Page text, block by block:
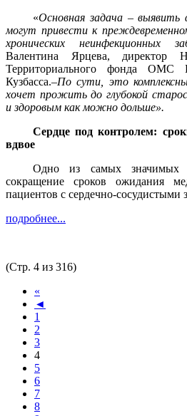
«Основная задача –
могут привести к
хронических неинфекционных
Валентина Ярцева, директор
Территориального фонда ОМС
Кузбасса.–По сути, это
хочет прожить до глубокой
и здоровым как можно дольше».
Сердце под контролем:
вдвое
Одно из самых значимых
сокращение сроков ожидания
пациентов с сердечно-сосудистыми
подробнее...
(Стр. 4 из 316)
«
◄
1
2
3
4
5
6
7
8